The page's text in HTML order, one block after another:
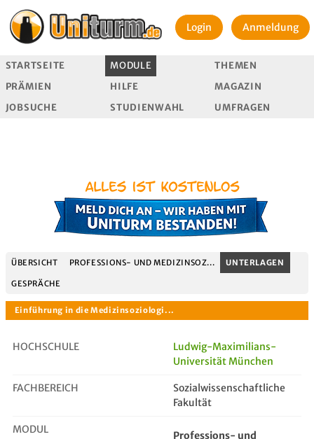
Login Anmeldung
STARTSEITE MODULE
THEMEN
PRÄMIEN
HILFE
MAGAZIN
JOBSUCHE
STUDIENWAHL UMFRAGEN
ÜBERSICHT PROFESSIONS- UND MEDIZINSOZ... UNTERLAGEN
GESPRÄCHE
Einführung in die Medizinsoziologi...
HOCHSCHULE
Ludwig-Maximilians-
Universität München
FACHBEREICH
Sozialwissenschaftliche
Fakultät
MODUL
Professions- und